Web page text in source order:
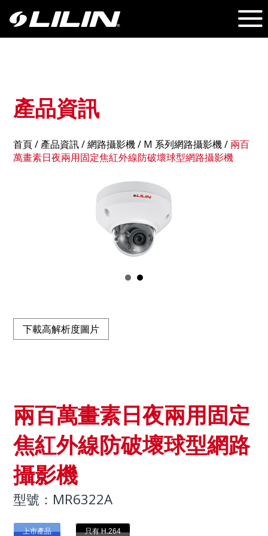
產品資訊
首頁/產品資訊/ 網路攝影機 / M 系列網路攝影機/ 兩百
萬畫素日夜兩用固定焦紅外線防破壞球型網路攝影機
下載高解析度圖片
兩百萬畫素日夜兩用固定
焦紅外線防破壞球型網路
攝影機
型號：MR6322A
上市產品 只有 H.264